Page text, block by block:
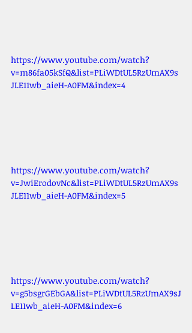
https://www.youtube.com/watch?
v=m86fa05kSfQ&list=PLiWDtUL5RzUmAX9s
JLE11wb_aieH-A0FM&index=4
https://www.youtube.com/watch?
v=JwiErodovNc&list=PLiWDtUL5RzUmAX9s
JLE11wb_aieH-A0FM&index=5
https://www.youtube.com/watch?
v=g5bsgrGEbGA&list=PLiWDtUL5RzUmAX9sJ
LE11wb_aieH-A0FM&index=6